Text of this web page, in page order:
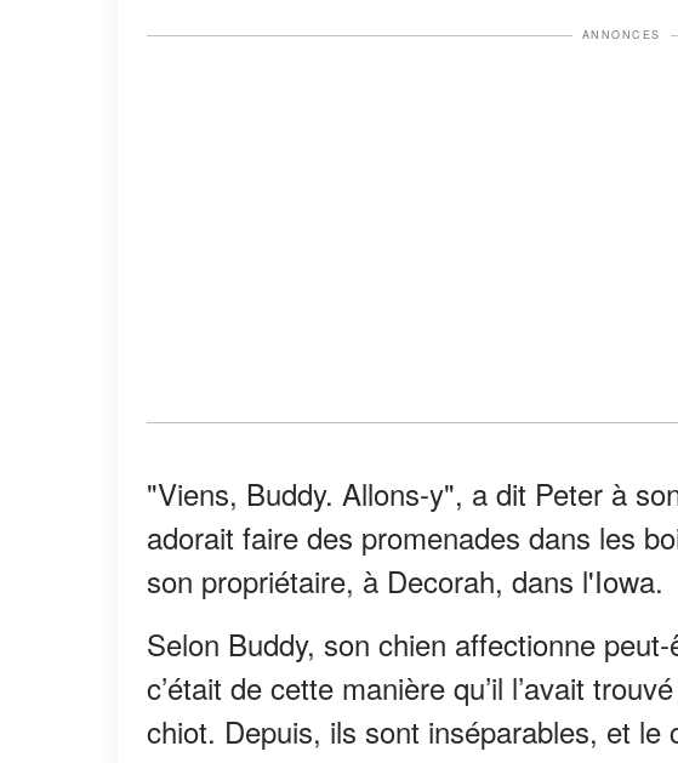
ANNONCES
"Viens, Buddy. Allons-y", a dit Peter à
adorait faire des promenades dans les
son propriétaire, à Decorah, dans l'Iowa.
Selon Buddy, son chien affectionne
c’était de cette manière qu’il l’avait
chiot. Depuis, ils sont inséparables, et